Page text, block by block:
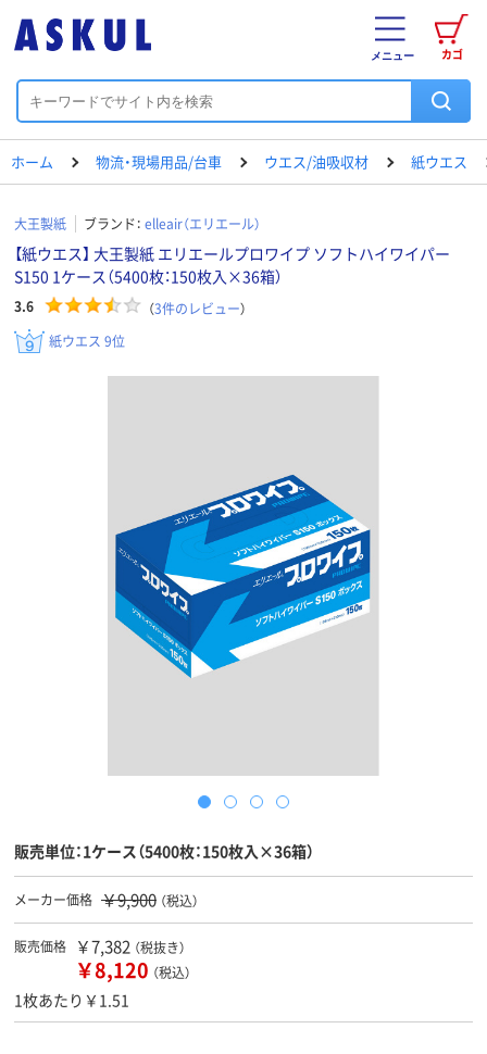
カゴ
メニュー
ホーム 物流・現場用品/台車 ウエス/油吸収材 紙ウエス
大王製紙 ブランド： elleair（エリエール）
【紙ウエス】 大王製紙 エリエールプロワイプ ソフトハイワイパー
S150 1ケース（5400枚：150枚入×36箱）
3.6 （3件のレビュー）
紙ウエス 9位
販売単位：1ケース（5400枚：150枚入×36箱）
メーカー価格 ￥9,900 （税込）
販売価格 ￥7,382 （税抜き）
￥8,120 （税込）
1枚あたり￥1.51